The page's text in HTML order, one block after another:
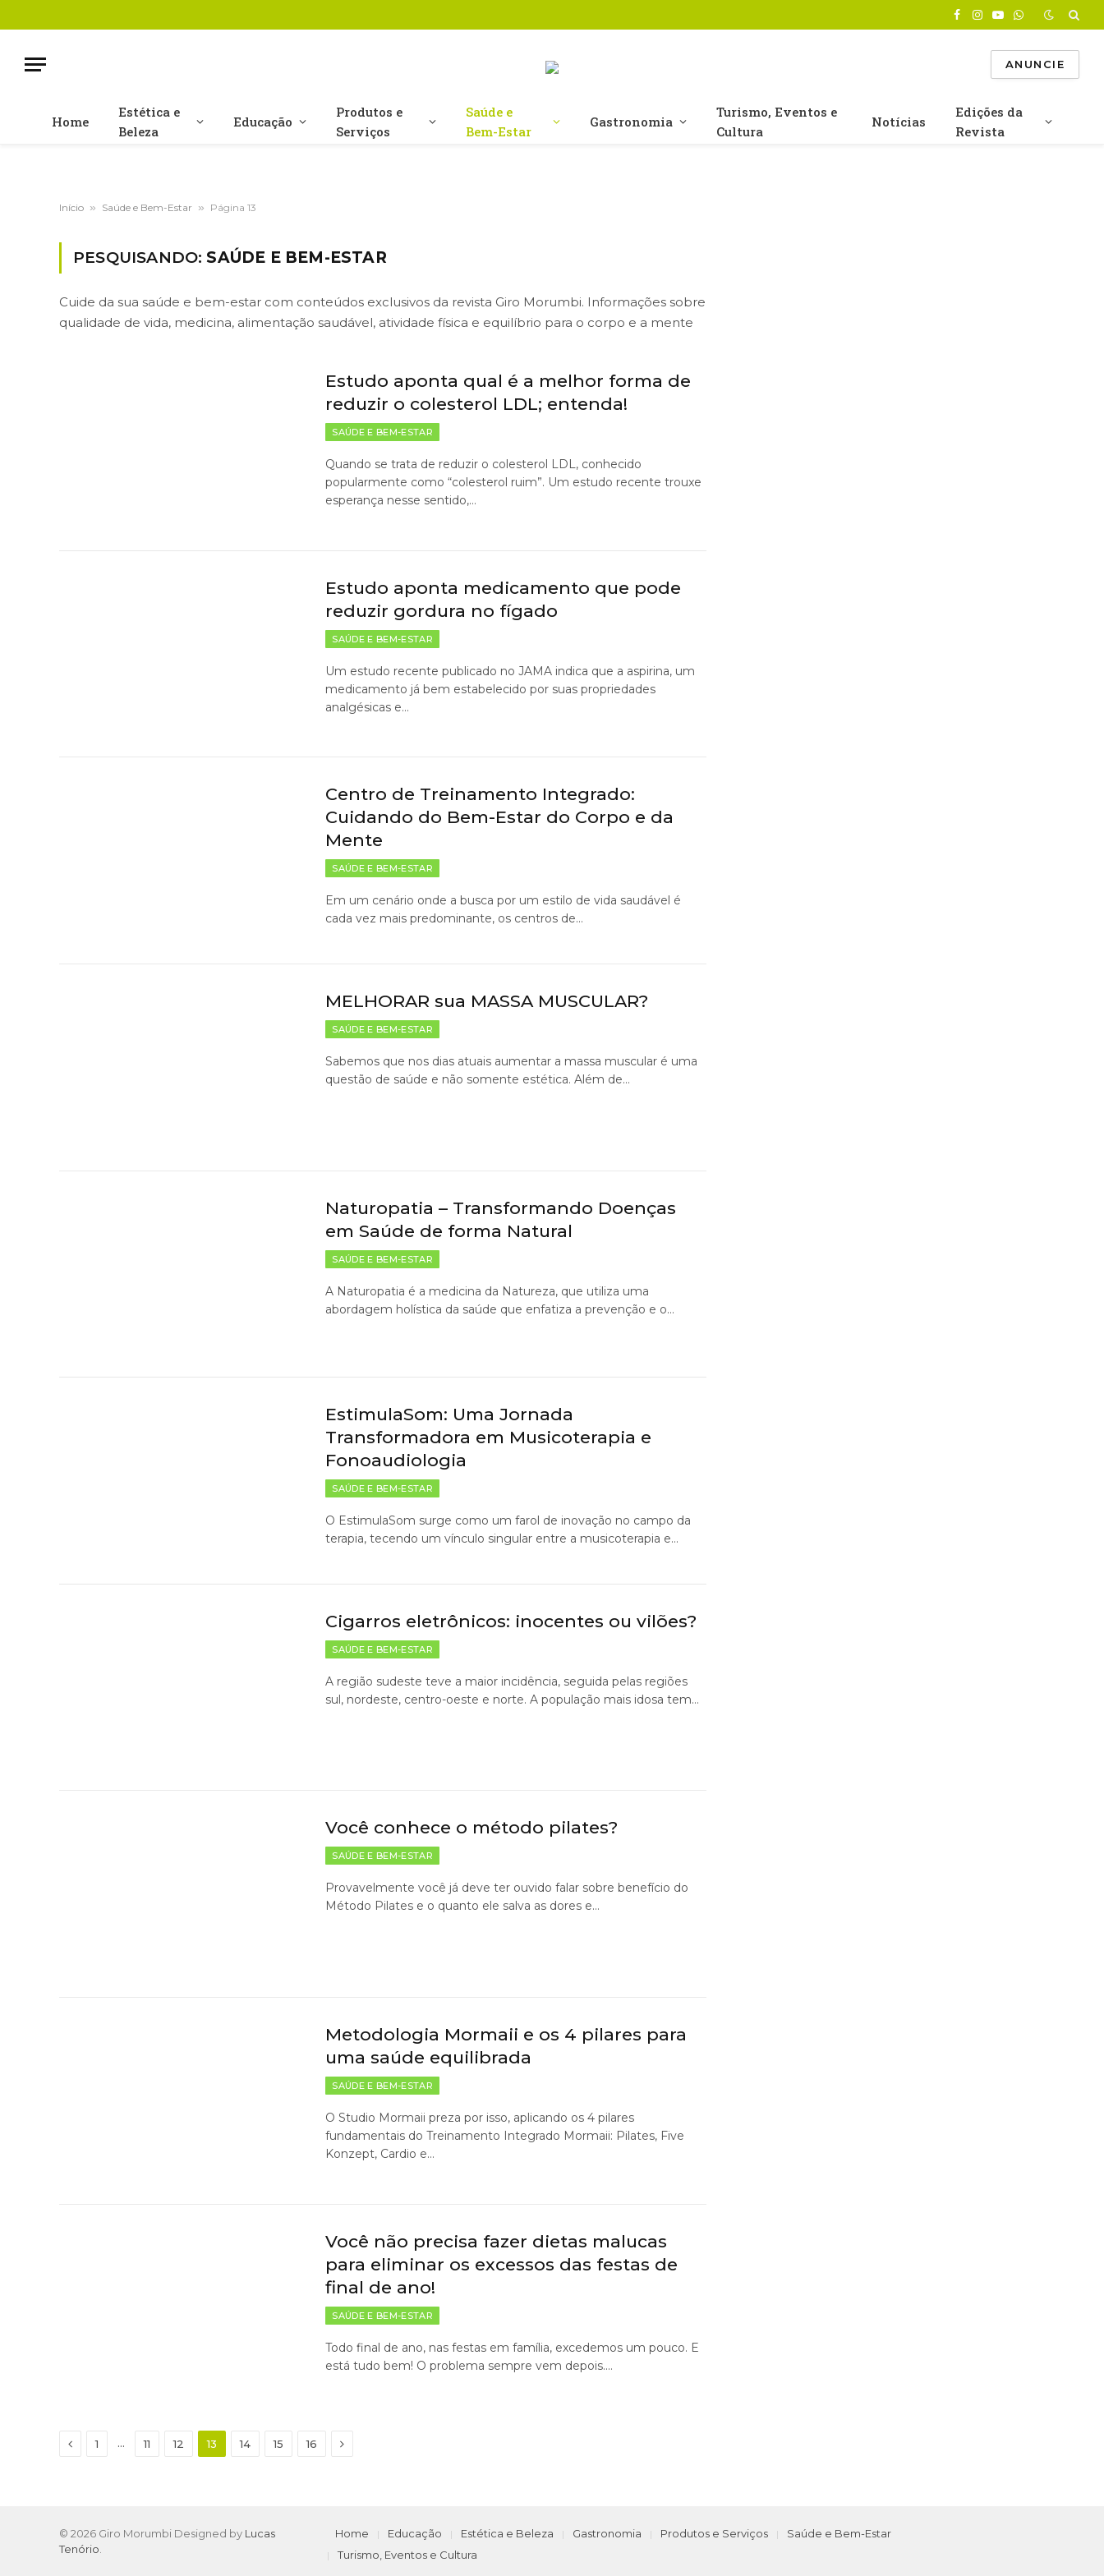
Facebook
Instagram
YouTube
WhatsApp
ANUNCIE
Home
Estética e
Beleza
Educação
Produtos e
Serviços
Saúde e
Bem-Estar
Gastronomia
Turismo, Eventos e
Cultura
Notícias
Edições da
Revista
Início » Saúde e Bem-Estar » Página 13
PESQUISANDO: SAÚDE E BEM-ESTAR
Cuide da sua saúde e bem-estar com conteúdos exclusivos da revista Giro Morumbi. Informações sobre
qualidade de vida, medicina, alimentação saudável, atividade física e equilíbrio para o corpo e a mente
Estudo aponta qual é a melhor forma de
reduzir o colesterol LDL; entenda!
SAÚDE E BEM-ESTAR
Quando se trata de reduzir o colesterol LDL, conhecido
popularmente como “colesterol ruim”. Um estudo recente trouxe
esperança nesse sentido,…
Estudo aponta medicamento que pode
reduzir gordura no fígado
SAÚDE E BEM-ESTAR
Um estudo recente publicado no JAMA indica que a aspirina, um
medicamento já bem estabelecido por suas propriedades
analgésicas e…
Centro de Treinamento Integrado:
Cuidando do Bem-Estar do Corpo e da
Mente
SAÚDE E BEM-ESTAR
Em um cenário onde a busca por um estilo de vida saudável é
cada vez mais predominante, os centros de…
MELHORAR sua MASSA MUSCULAR?
SAÚDE E BEM-ESTAR
Sabemos que nos dias atuais aumentar a massa muscular é uma
questão de saúde e não somente estética. Além de…
Naturopatia – Transformando Doenças
em Saúde de forma Natural
SAÚDE E BEM-ESTAR
A Naturopatia é a medicina da Natureza, que utiliza uma
abordagem holística da saúde que enfatiza a prevenção e o…
EstimulaSom: Uma Jornada
Transformadora em Musicoterapia e
Fonoaudiologia
SAÚDE E BEM-ESTAR
O EstimulaSom surge como um farol de inovação no campo da
terapia, tecendo um vínculo singular entre a musicoterapia e…
Cigarros eletrônicos: inocentes ou vilões?
SAÚDE E BEM-ESTAR
A região sudeste teve a maior incidência, seguida pelas regiões
sul, nordeste, centro-oeste e norte. A população mais idosa tem…
Você conhece o método pilates?
SAÚDE E BEM-ESTAR
Provavelmente você já deve ter ouvido falar sobre benefício do
Método Pilates e o quanto ele salva as dores e…
Metodologia Mormaii e os 4 pilares para
uma saúde equilibrada
SAÚDE E BEM-ESTAR
O Studio Mormaii preza por isso, aplicando os 4 pilares
fundamentais do Treinamento Integrado Mormaii: Pilates, Five
Konzept, Cardio e…
Você não precisa fazer dietas malucas
para eliminar os excessos das festas de
final de ano!
SAÚDE E BEM-ESTAR
Todo final de ano, nas festas em família, excedemos um pouco. E
está tudo bem! O problema sempre vem depois.…
Previous
1 … 11 12 13 14 15 16 Next
© 2026 Giro Morumbi Designed by Lucas
Tenório.
Home Educação Estética e Beleza Gastronomia Produtos e Serviços
Saúde e Bem-Estar
Turismo, Eventos e Cultura